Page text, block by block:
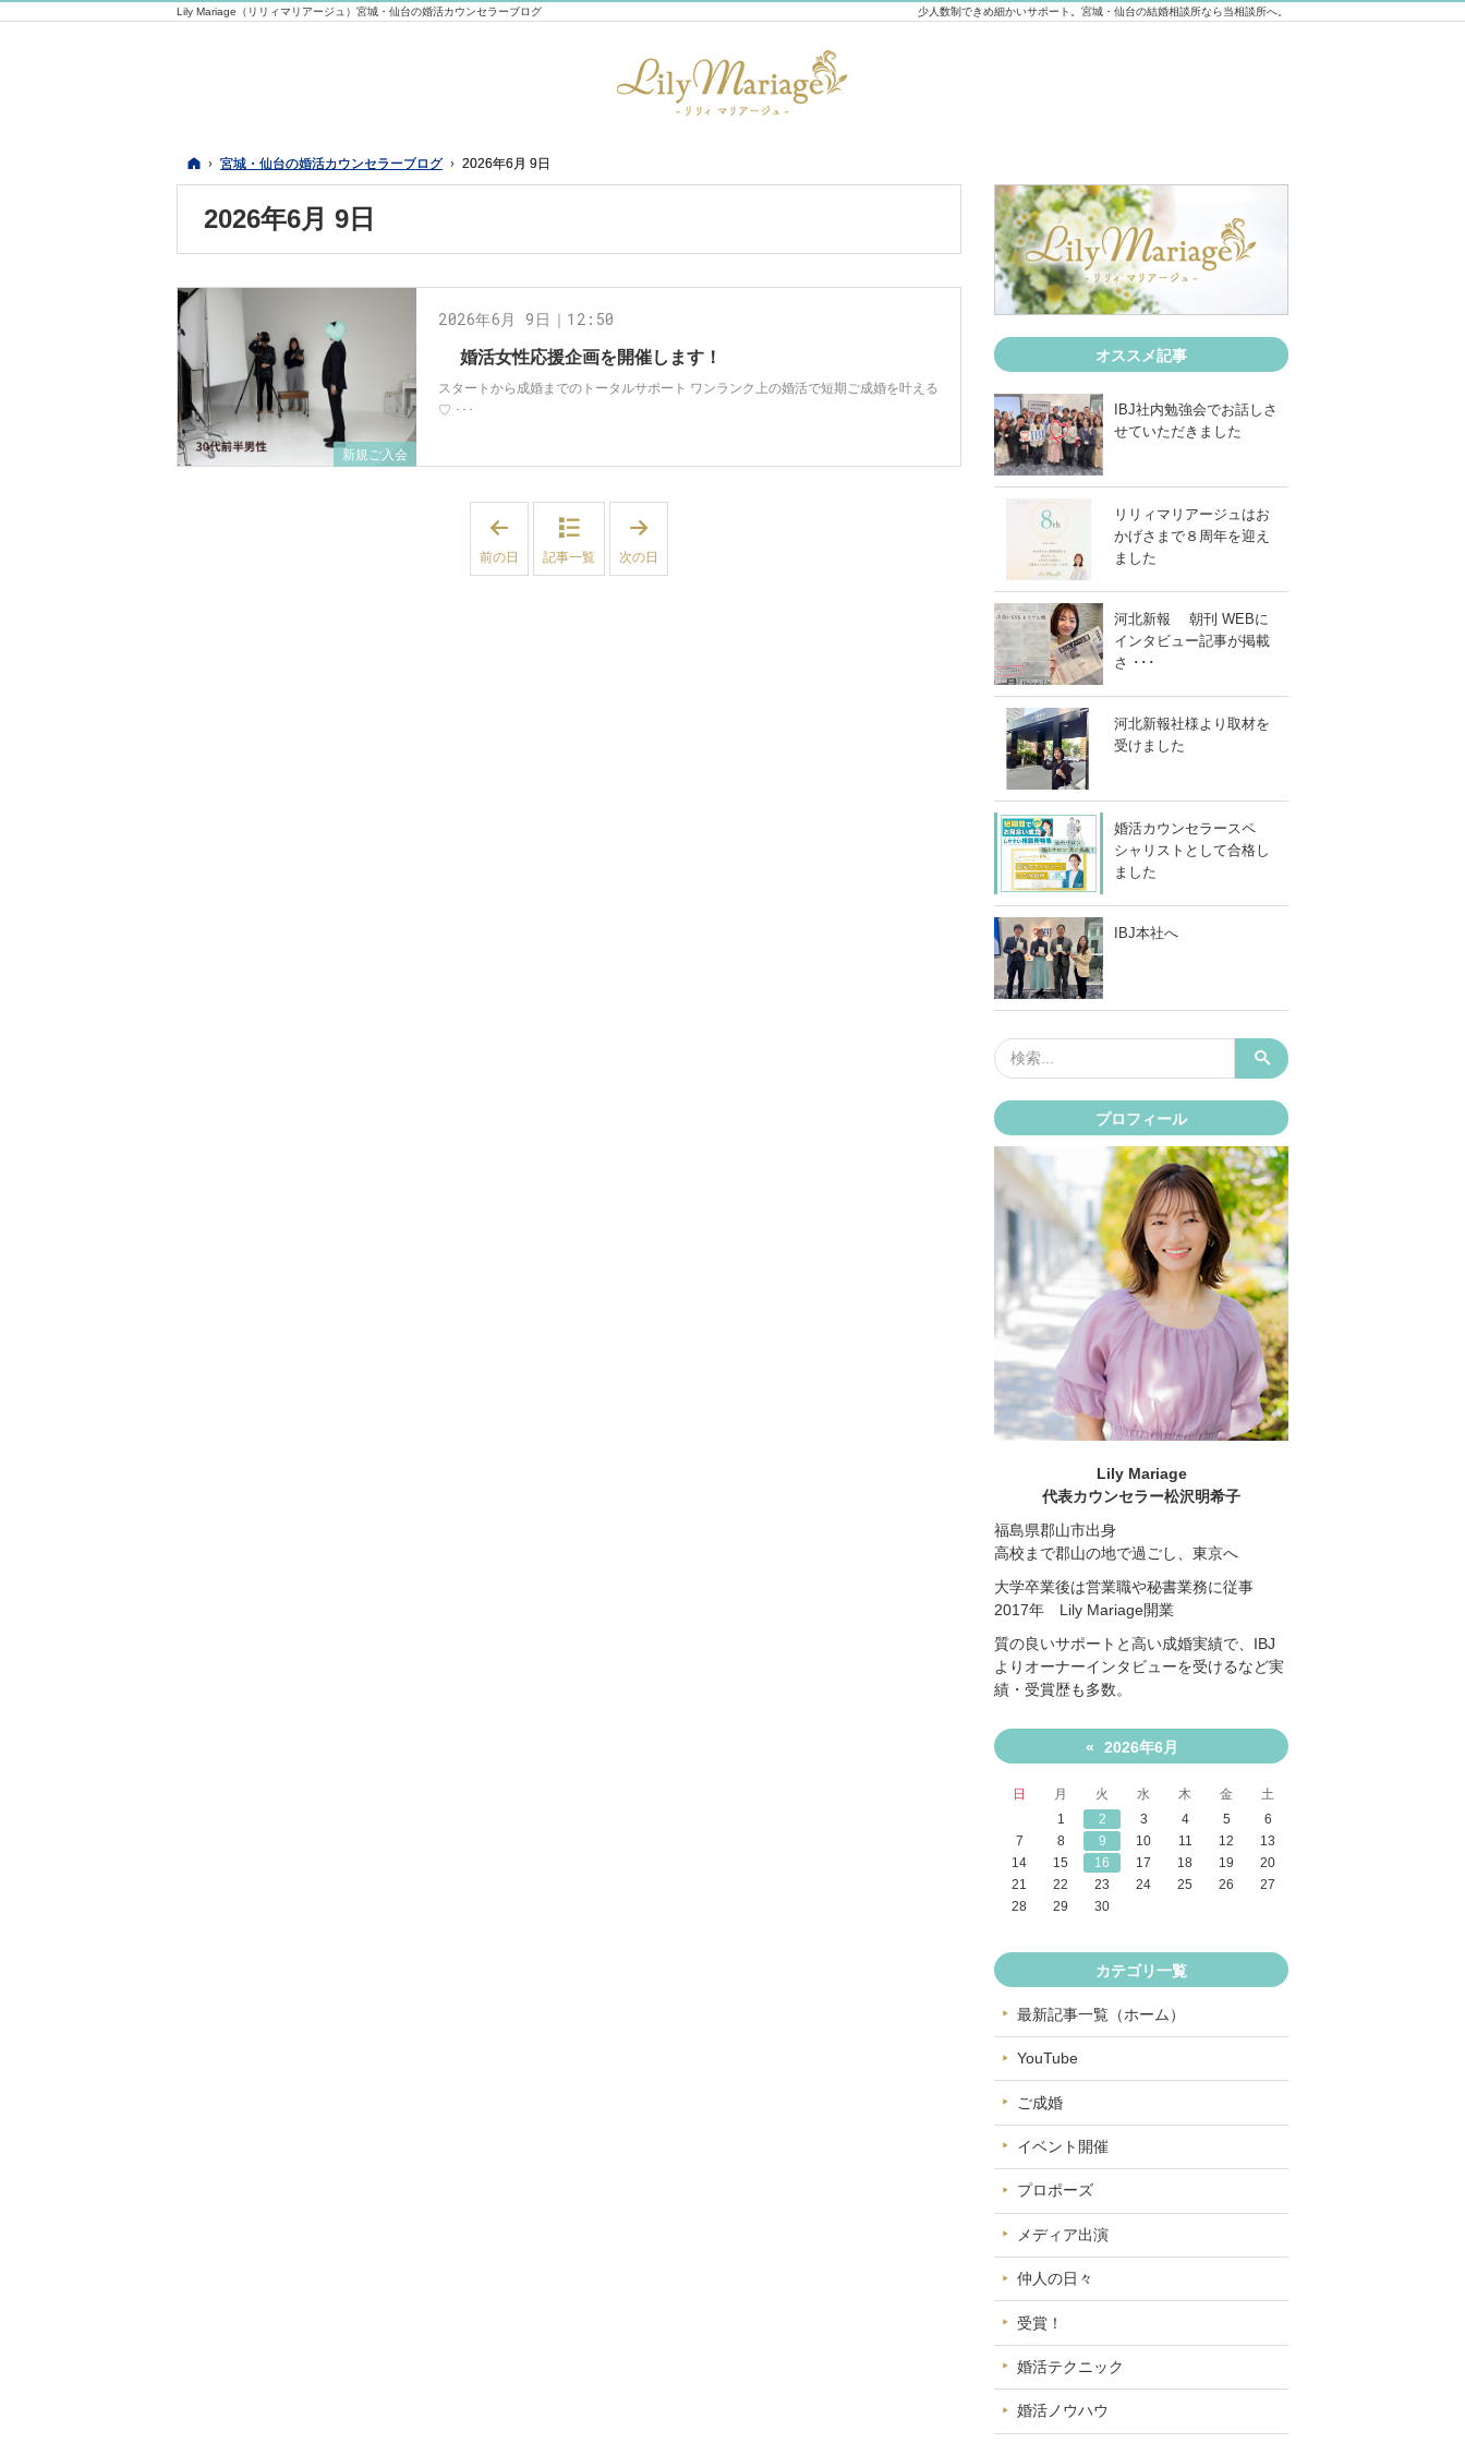
ホーム
宮城・仙台の婚活カウンセラーブログ 2026年6月 9日
2026年6月 9日
少人数制できめ細かいサポート。宮城・仙台の結婚相談所なら当相談所へ。
Lily Mariage（リリィマリアージュ）宮城・仙台の婚活カウンセラーブログ
新規ご入会
婚活女性応援企画を開催します！
2026年6月 9日｜12:50
スタートから成婚までのトータルサポート ワンランク上の婚活で短期ご成婚を叶える
♡ ･･･
6
前の日 記事一覧
6
次の日
オススメ記事
IBJ社内勉強会でお話しさ
せていただきました
リリィマリアージュはお
かげさまで８周年を迎え
ました
河北新報 朝刊 WEBに
インタビュー記事が掲載
さ ･･･
河北新報社様より取材を
受けました
婚活カウンセラースペ
シャリストとして合格し
ました
IBJ本社へ
プロフィール
Lily Mariage
代表カウンセラー松沢明希子
福島県郡山市出身
高校まで郡山の地で過ごし、東京へ
大学卒業後は営業職や秘書業務に従事
2017年 Lily Mariage開業
質の良いサポートと高い成婚実績で、IBJ
よりオーナーインタビューを受けるなど実
績・受賞歴も多数。
« 2026年6月
日 月 火 水 木 金
土
1
2 3 4 5
6
7
8 9 10 11 12
13
14
15 16 17 18 19
20
21
22 23 24 25 26
27
28
29 30
カテゴリ一覧
最新記事一覧（ホーム）
YouTube
ご成婚
イベント開催
プロポーズ
メディア出演
仲人の日々
受賞！
婚活テクニック
婚活ノウハウ
ホーム
宮城・仙台の婚活カウンセラーブログ 2026年6月 9日